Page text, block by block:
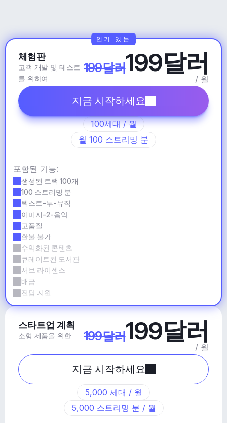
체험판
고객 개발 및 테스트
를 위하여
199달러199달러
/ 월
지금 시작하세요
100세대 / 월
월 100 스트리밍 분
포함된 기능:
생성된 트랙 100개
100 스트리밍 분
텍스트-투-뮤직
이미지-2-음악
고품질
환불 불가
수익화된 콘텐츠
큐레이트된 도서관
서브 라이센스
배급
전담 지원
인기 있는
스타트업 계획
소형 제품을 위한 199달러199달러
/ 월
지금 시작하세요
5,000 세대 / 월
5,000 스트리밍 분 / 월